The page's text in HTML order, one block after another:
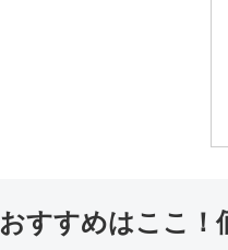
おすすめはここ！